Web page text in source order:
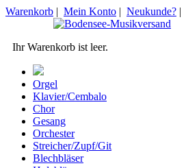
Warenkorb | Mein Konto | Neukunde? |
Ihr Warenkorb ist leer.
Orgel
Klavier/Cembalo
Chor
Gesang
Orchester
Streicher/Zupf/Git
Blechbläser